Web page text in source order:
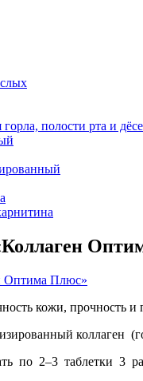
полости рта и
кожи,
коллаген
по 2–3 таблетки 3